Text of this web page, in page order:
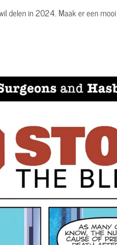
delen in 2024. Maak er een